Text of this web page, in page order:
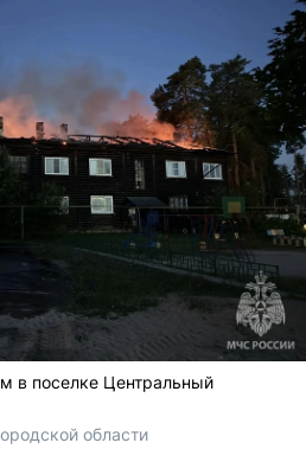
в поселке Центральный
области